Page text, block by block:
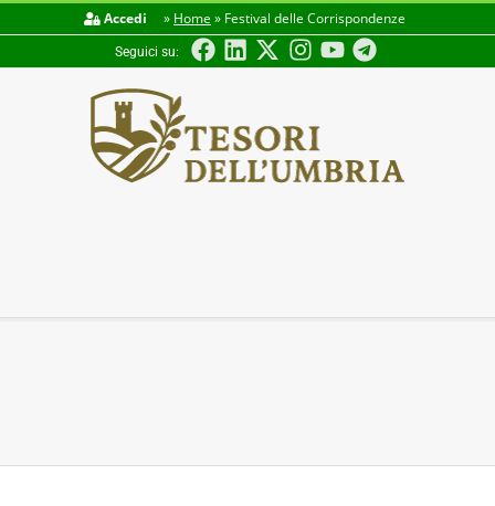
Accedi » Home » Festival delle Corrispondenze
Seguici su: